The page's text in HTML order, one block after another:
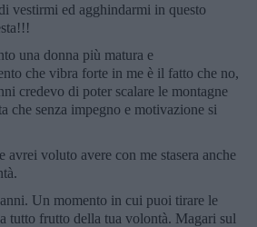
vestirmi ed agghindarmi in questo
una donna più matura e
che vibra forte in me è il fatto che no,
credevo di poter scalare le montagne
che senza impegno e motivazione si
avrei voluto avere con me stasera anche
Un momento in cui puoi tirare le
tutto frutto della tua volontà. Magari sul